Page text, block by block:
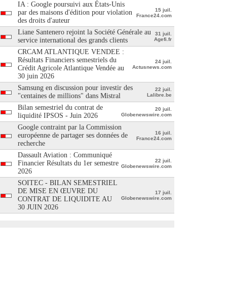
IA : Google poursuivi aux États-Unis
par des maisons d'édition pour violation
des droits d'auteur
15 juil.
France24.com
Liane Santenero rejoint la Société Générale au
service international des grands clients
31 juil.
Agefi.fr
CRCAM ATLANTIQUE VENDEE :
Résultats Financiers semestriels du
Crédit Agricole Atlantique Vendée au
30 juin 2026
24 juil.
Actusnews.com
Samsung en discussion pour investir des
"centaines de millions" dans Mistral
22 juil.
Lalibre.be
Bilan semestriel du contrat de
liquidité IPSOS - Juin 2026
20 juil.
Globenewswire.com
Google contraint par la Commission
européenne de partager ses données de
recherche
16 juil.
France24.com
Dassault Aviation : Communiqué
Financier Résultats du 1er semestre
2026
22 juil.
Globenewswire.com
SOITEC - BILAN SEMESTRIEL
DE MISE EN ŒUVRE DU
CONTRAT DE LIQUIDITE AU
30 JUIN 2026
17 juil.
Globenewswire.com